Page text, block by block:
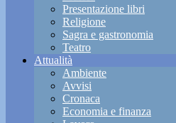
Presentazione libri
Religione
Sagra e gastronomia
Teatro
Attualità
Ambiente
Avvisi
Cronaca
Economia e finanza